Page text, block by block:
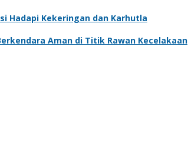
Hadapi Kekeringan dan Karhutla
Aman di Titik Rawan Kecelakaan